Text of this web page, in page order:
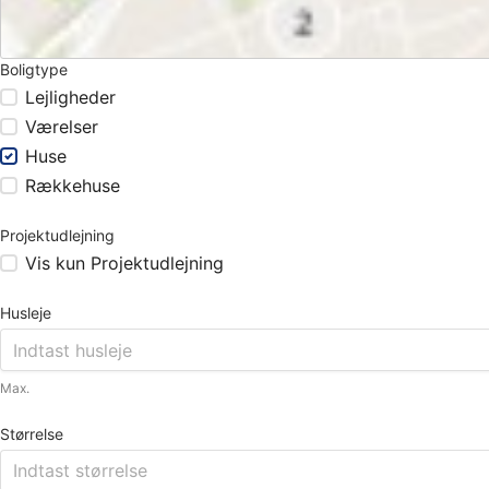
Boligtype
Lejligheder
Værelser
Huse
Rækkehuse
Projektudlejning
Vis kun Projektudlejning
Husleje
Max.
Størrelse